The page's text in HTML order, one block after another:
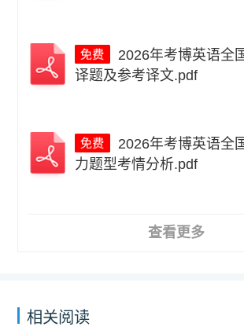
译题及参考译文.pdf
力题型考情分析.pdf
查看更多
相关阅读